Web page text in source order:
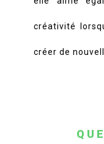
créativité
créer de